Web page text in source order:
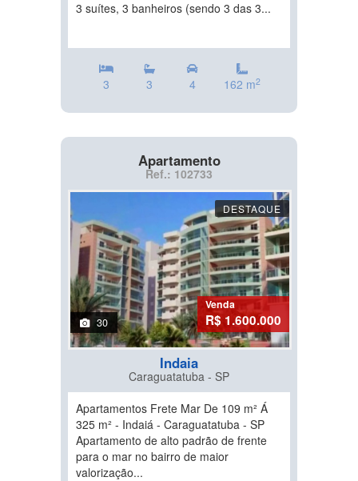
3 suítes, 3 banheiros (sendo 3 das 3...
3 3 4 162 m2
Apartamento
Ref.: 102733
DESTAQUE
30
Venda
R$ 1.600.000
Indaia
Caraguatatuba - SP
Apartamentos Frete Mar De 109 m² Á
325 m² - Indaiá - Caraguatatuba - SP
Apartamento de alto padrão de frente
para o mar no bairro de maior
valorização...